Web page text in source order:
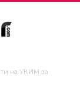
на УКИМ за